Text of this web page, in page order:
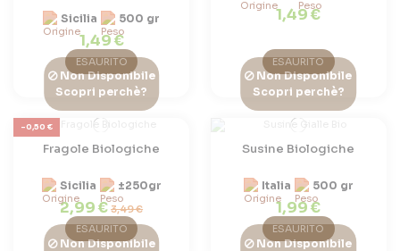
Sicilia 500 gr
1,49 €
ESAURITO
1,49 €
ESAURITO
-0,50 €
Non Disponibile
Scopri perchè?
Fragole Biologiche
Sicilia ±250gr
2,99 €3,49 €
ESAURITO
Non Disponibile
Scopri perchè?
Susine Biologiche
Italia 500 gr
1,99 €
ESAURITO
Non Disponibile
Non Disponibile